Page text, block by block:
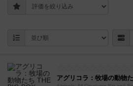
アグリコラ：牧場の動物